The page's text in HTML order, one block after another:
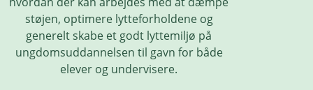
støjen, optimere lytteforholdene og
generelt skabe et godt lyttemiljø på
ungdomsuddannelsen til gavn for både
elever og undervisere.